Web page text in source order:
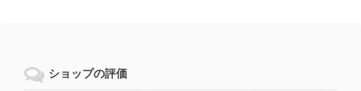
ショップの評価